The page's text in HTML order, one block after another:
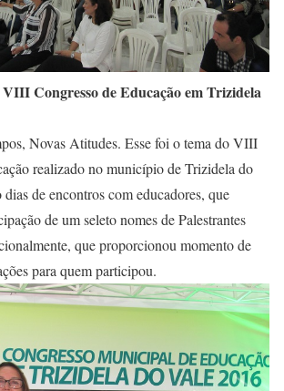
Congresso de Educação em Trizidela
Novas Atitudes. Esse foi o tema do VIII
realizado no município de Trizidela do
de encontros com educadores, que
de um seleto nomes de Palestrantes
que proporcionou momento de
para quem participou.